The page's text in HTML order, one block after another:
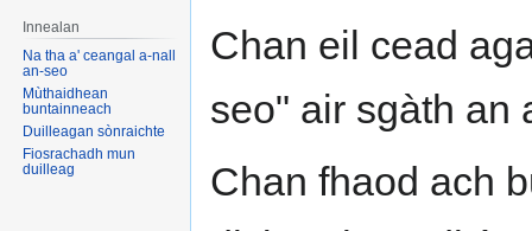
to
to
Chan eil cead
seo" air sgàth an
Chan fhaod ach
Innealan
Na tha a' ceangal a-nall
an-seo
Mùthaidhean
buntainneach
Duilleagan sònraichte
Fiosrachadh mun
duilleag